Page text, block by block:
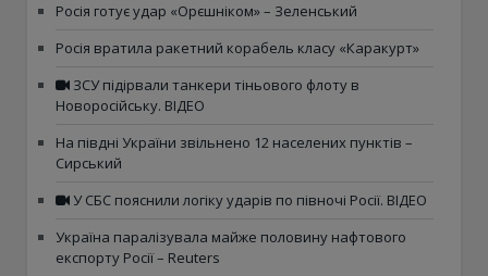
Росія готує удар «Орєшніком» – Зеленський
Росія вратила ракетний корабель класу «Каракурт»
ЗСУ підірвали танкери тіньового флоту в
Новоросійську. ВІДЕО
На півдні України звільнено 12 населених пунктів –
Сирський
У СБС пояснили логіку ударів по півночі Росії. ВІДЕО
Україна паралізувала майже половину нафтового
експорту Росії – Reuters